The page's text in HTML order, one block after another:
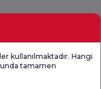
kullanılmaktadır. Hangi
tamamen